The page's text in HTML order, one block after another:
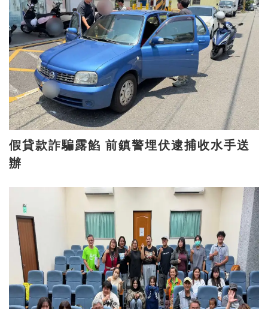
假貸款詐騙露餡 前鎮警埋伏逮捕收水手送
辦